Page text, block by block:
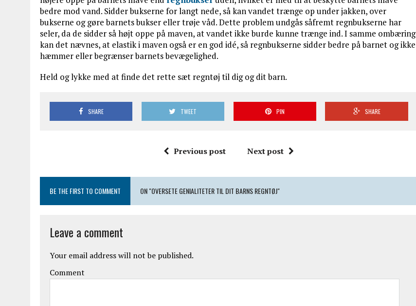
bedre mod vand. Sidder bukserne for langt nede, så kan vandet trænge op under jakken, over
bukserne og gøre barnets bukser eller trøje våd. Dette problem undgås såfremt regnbukserne har
seler, da de sidder så højt oppe på maven, at vandet ikke burde kunne trænge ind. I samme ombæring
kan det nævnes, at elastik i maven også er en god idé, så regnbukserne sidder bedre på barnet og ikke
hæmmer eller begrænser barnets bevægelighed.
Held og lykke med at finde det rette sæt regntøj til dig og dit barn.
SHARE TWEET PIN SHARE
Previous post Next post
BE THE FIRST TO COMMENT ON "OVERSETE GENIALITETER TIL DIT BARNS REGNTØJ"
Leave a comment
Your email address will not be published.
Comment